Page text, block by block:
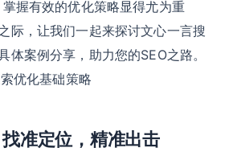
握有效的优化策略显得尤为重
际，让我们一起来探讨文心一言搜
体案例分享，助力您的SEO之路。
优化基础策略
准定位，精准出击